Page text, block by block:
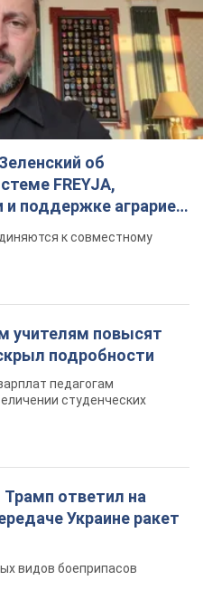
об
FREYJA,
и поддержке аграриев.
к совместному
учителям повысят
подробности
педагогам
студенческих
ответил на
Украине ракет
видов боеприпасов